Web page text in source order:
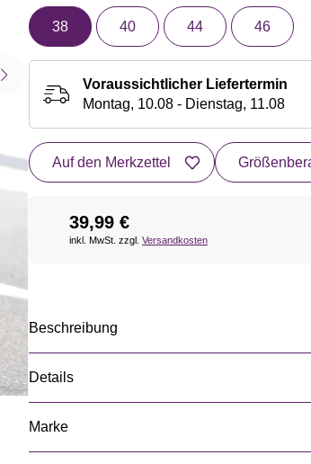
38 40 44 46
Voraussichtlicher Liefertermin
Montag, 10.08 - Dienstag, 11.08
Auf den Merkzettel
39,99 €
inkl. MwSt. zzgl. Versandkosten
Beschreibung
Details
Marke